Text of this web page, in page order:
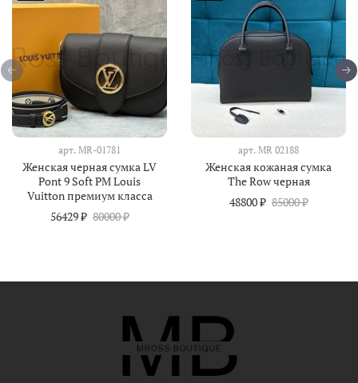
арт. MR-01781
Женская черная сумка LV
Pont 9 Soft PM Louis
Vuitton премиум класса
56429 ₽ 80000 ₽
арт. MR 02188
Женская кожаная сумка
The Row черная
48800 ₽ 85000 ₽